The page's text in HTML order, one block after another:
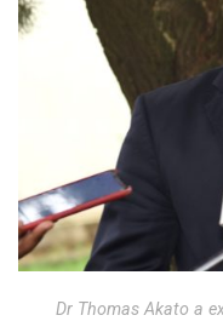
Dr Thomas Akato a